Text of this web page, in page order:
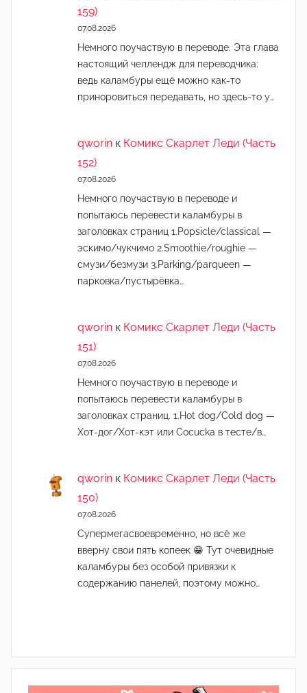
159)
07.08.2026
Немного поучаствую в переводе. Эта глава
настоящий челлендж для переводчика:
ведь каламбуры ещё можно как-то
приноровиться передавать, но здесь-то у…
qworin к Комикс Скарлет Леди (Часть
152)
07.08.2026
Немного поучаствую в переводе и
попытаюсь перевести каламбуры в
заголовках страниц 1.Popsicle/classical —
эскимо/чукчимо 2.Smoothie/roughie —
смузи/безмузи 3.Parking/parqueen —
парковка/пустырёвка…
qworin к Комикс Скарлет Леди (Часть
151)
07.08.2026
Немного поучаствую в переводе и
попытаюсь перевести каламбуры в
заголовках страниц. 1.Hot dog/Cold dog —
Хот-дог/Хот-кэт или Cocucka в тесте/в…
qworin к Комикс Скарлет Леди (Часть
150)
07.08.2026
Супермегасвоевременно, но всё же
вверну свои пять копеек 😁 Тут очевидные
каламбуры без особой привязки к
содержанию панелей, поэтому можно…